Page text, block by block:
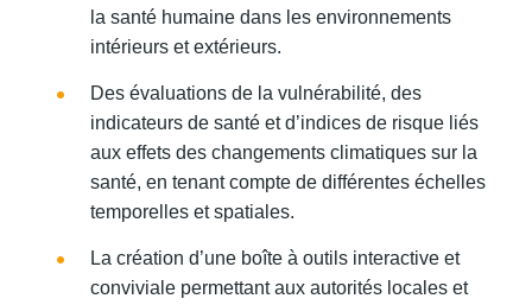
la santé humaine dans les environnements
intérieurs et extérieurs.
Des évaluations de la vulnérabilité, des
indicateurs de santé et d’indices de risque liés
aux effets des changements climatiques sur la
santé, en tenant compte de différentes échelles
temporelles et spatiales.
La création d’une boîte à outils interactive et
conviviale permettant aux autorités locales et